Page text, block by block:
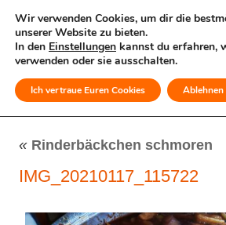
MENÜ
« Rinderbäckchen schmoren
IMG_20210117_115722
Wir verwenden Cookies, um dir die
unserer Website zu bieten.
In den Einstellungen kannst du erfahren,
verwenden oder sie ausschalten.
Ich vertraue Euren Cookies Ablehnen